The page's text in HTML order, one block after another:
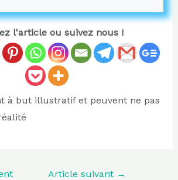
l'article ou suivez nous !
à but illustratif et peuvent ne pas
Article suivant →